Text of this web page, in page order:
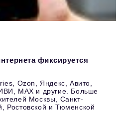
фиксируется
Ozon, Яндекс, Авито,
MAX и другие. Больше
Москвы, Санкт-
Ростовской и Тюменской